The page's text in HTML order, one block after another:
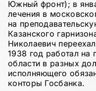
Южный фронт); в
лечения в
на
Казанского
Николаевич
1938 год работал на
области в разных
исполняющего
конторы Госбанка.